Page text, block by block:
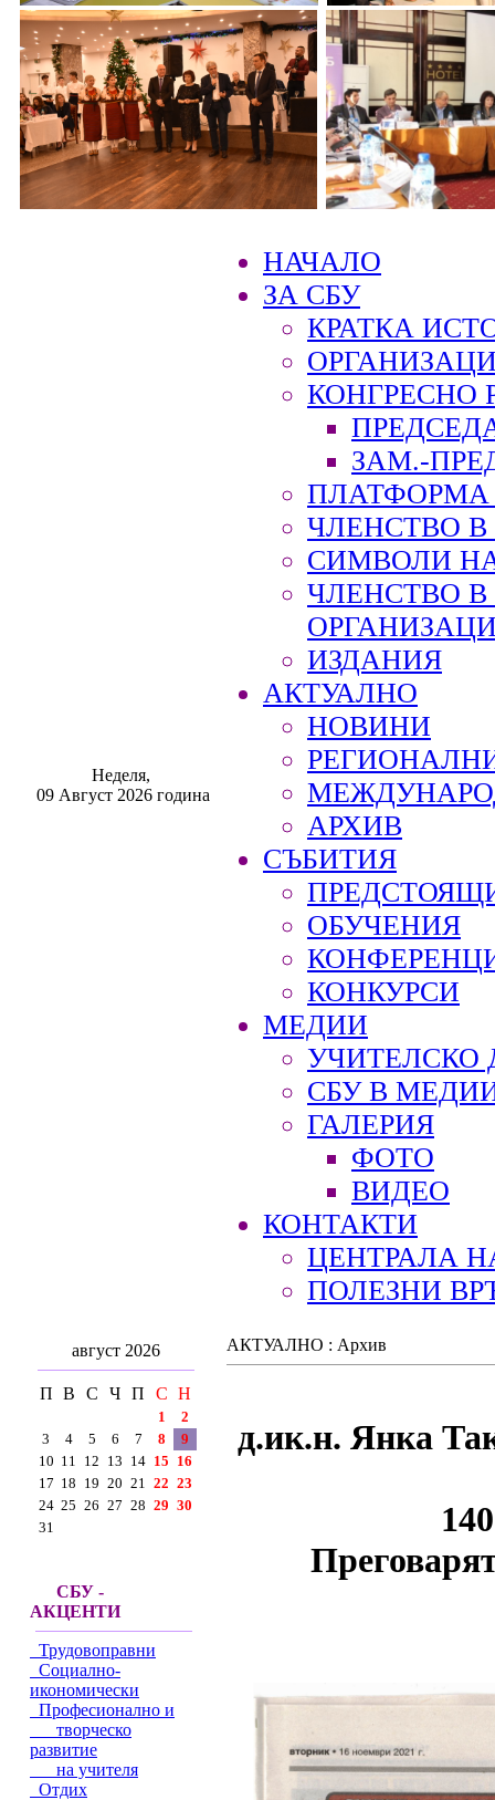
Неделя,
09 Август 2026 година
НАЧАЛО
ЗА СБУ
КРАТКА
КОНГРЕСНО
ЗАМ.-
ПЛАТФОРМА
ЧЛЕНСТВО В
СИМВОЛИ
ЧЛЕНСТВО
ИЗДАНИЯ
АКТУАЛНО
НОВИНИ
АРХИВ
СЪБИТИЯ
ОБУЧЕНИЯ
КОНКУРСИ
МЕДИИ
УЧИТЕЛСКО
СБУ В
ГАЛЕРИЯ
ФОТО
ВИДЕО
КОНТАКТИ
ЦЕНТРАЛА
ПОЛЕЗНИ
август 2026
П В С Ч П С Н
1
2
3
4 5 6 7 8
9
10 11 12 13 14 15 16
17 18 19 20 21 22 23
24 25 26 27 28 29 30
31
СБУ -
АКЦЕНТИ
Трудовоправни
Социално-
икономически
Професионално и
творческо
развитие
на учителя
Отдих
АКТУАЛНО : Архив
д.ик.н. Янка